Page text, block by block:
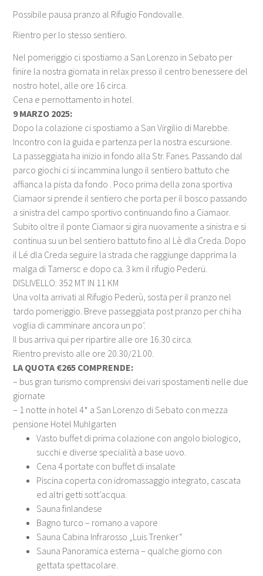
Possibile pausa pranzo al Rifugio Fondovalle.
Rientro per lo stesso sentiero.
Nel pomeriggio ci spostiamo a San Lorenzo in Sebato per
finire la nostra giornata in relax presso il centro benessere del
nostro hotel, alle ore 16 circa.
Cena e pernottamento in hotel.
9 MARZO 2025:
Dopo la colazione ci spostiamo a San Virgilio di Marebbe.
Incontro con la guida e partenza per la nostra escursione.
La passeggiata ha inizio in fondo alla Str. Fanes. Passando dal
parco giochi ci si incammina lungo il sentiero battuto che
affianca la pista da fondo . Poco prima della zona sportiva
Ciamaor si prende il sentiero che porta per il bosco passando
a sinistra del campo sportivo continuando fino a Ciamaor.
Subito oltre il ponte Ciamaor si gira nuovamente a sinistra e si
continua su un bel sentiero battuto fino al Lè dla Creda. Dopo
il Lé dla Creda seguire la strada che raggiunge dapprima la
malga di Tamersc e dopo ca. 3 km il rifugio Pederü.
DISLIVELLO: 352 MT IN 11 KM
Una volta arrivati al Rifugio Pederù, sosta per il pranzo nel
tardo pomeriggio. Breve passeggiata post pranzo per chi ha
voglia di camminare ancora un po’.
Il bus arriva qui per ripartire alle ore 16.30 circa.
Rientro previsto alle ore 20.30/21.00.
LA QUOTA €265 COMPRENDE:
– bus gran turismo comprensivi dei vari spostamenti nelle due
giornate
– 1 notte in hotel 4* a San Lorenzo di Sebato con mezza
pensione Hotel Muhlgarten
Vasto buffet di prima colazione con angolo biologico,
succhi e diverse specialità a base uovo.
Cena 4 portate con buffet di insalate
Piscina coperta con idromassaggio integrato, cascata
ed altri getti sott’acqua.
Sauna finlandese
Bagno turco – romano a vapore
Sauna Cabina Infrarosso „Luis Trenker“
Sauna Panoramica esterna – qualche giorno con
gettata spettacolare.